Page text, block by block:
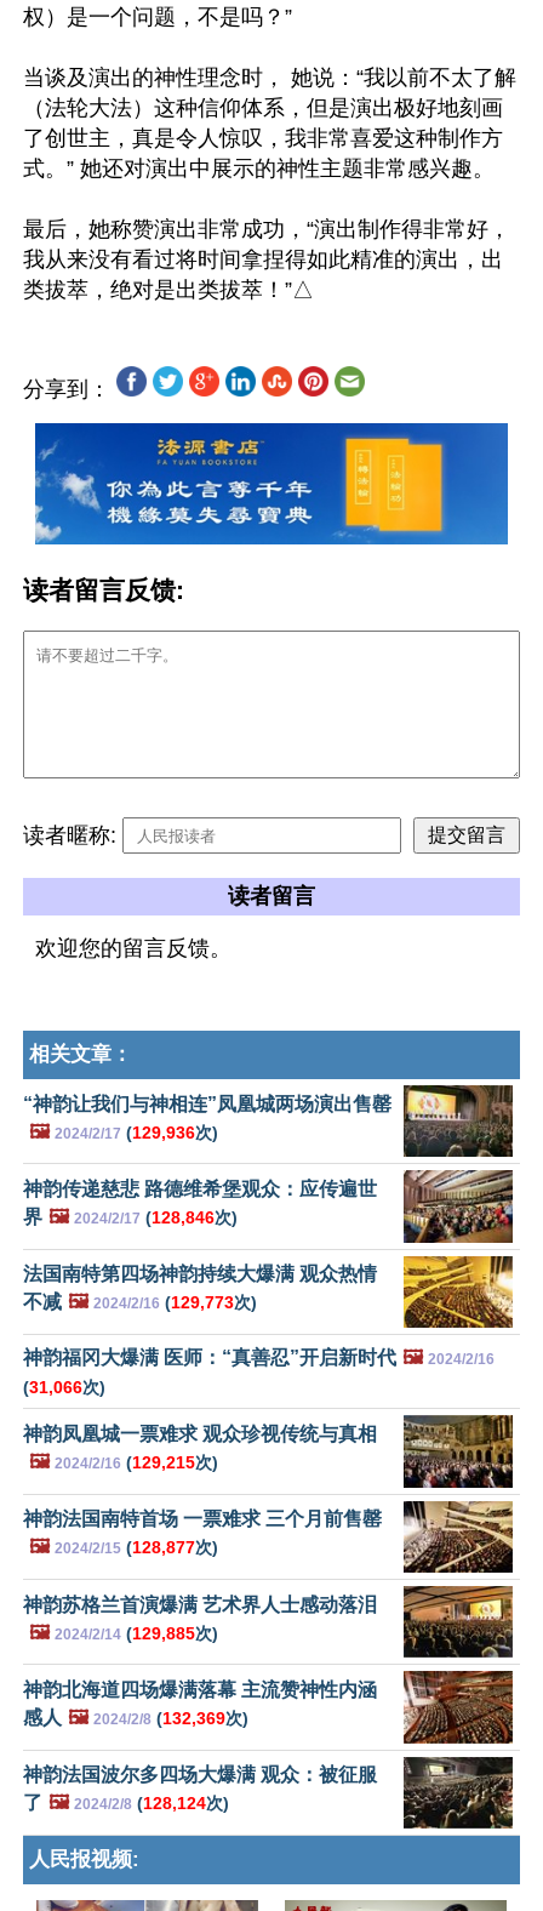
权）是一个问题，不是吗？”
当谈及演出的神性理念时， 她说：“我以前不太了解
（法轮大法）这种信仰体系，但是演出极好地刻画
了创世主，真是令人惊叹，我非常喜爱这种制作方
式。” 她还对演出中展示的神性主题非常感兴趣。
最后，她称赞演出非常成功，“演出制作得非常好，
我从来没有看过将时间拿捏得如此精准的演出，出
分享到：
读者留言反馈:
读者暱称:
读者留言
欢迎您的留言反馈。
相关文章：
“神韵让我们与神相连”凤凰城两场演出售罄
🖼️ 2024/2/17 (129,936次)
神韵传递慈悲 路德维希堡观众：应传遍世
界 🖼️ 2024/2/17 (128,846次)
法国南特第四场神韵持续大爆满 观众热情
不减 🖼️ 2024/2/16 (129,773次)
神韵福冈大爆满 医师：“真善忍”开启新时代 🖼️ 2024/2/16
(31,066次)
神韵凤凰城一票难求 观众珍视传统与真相
🖼️ 2024/2/16 (129,215次)
神韵法国南特首场 一票难求 三个月前售罄
🖼️ 2024/2/15 (128,877次)
神韵苏格兰首演爆满 艺术界人士感动落泪
🖼️ 2024/2/14 (129,885次)
神韵北海道四场爆满落幕 主流赞神性内涵
感人 🖼️ 2024/2/8 (132,369次)
神韵法国波尔多四场大爆满 观众：被征服
了 🖼️ 2024/2/8 (128,124次)
人民报视频: